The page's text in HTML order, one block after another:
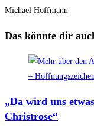
Michael Hoffmann
Das könnte dir
„Da wird uns
Christrose“